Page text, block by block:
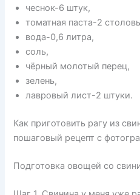
чеснок-6 штук,
томатная паста-2
вода-0,6 литра,
соль,
чёрный молотый перец,
зелень,
лавровый лист-2 штуки.
Как приготовить рагу из
пошаговый рецепт с
Подготовка овощей со